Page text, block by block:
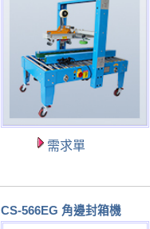
需求單
CS-566EG 角邊封箱機